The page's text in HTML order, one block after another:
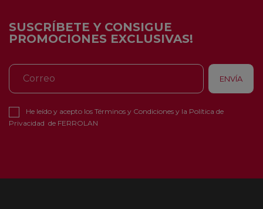
SUSCRÍBETE Y CONSIGUE
PROMOCIONES EXCLUSIVAS!
He leído y acepto los Términos y Condiciones y la Política de
Privacidad de FERROLAN